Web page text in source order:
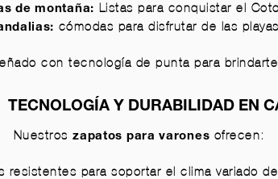
de montaña: Listas para conquistar el
: cómodas para disfrutar de las
con tecnología de punta para
TECNOLOGÍA Y DURABILIDAD EN
Nuestroszapatos para varones ofrecen:
resistentes para soportar el clima variado